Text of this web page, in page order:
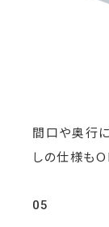
間口や奥行
しの仕様も
05